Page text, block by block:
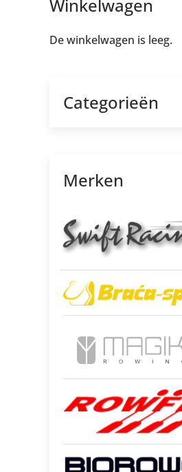
Winkelwagen
De winkelwagen is leeg.
Categorieën
Merken